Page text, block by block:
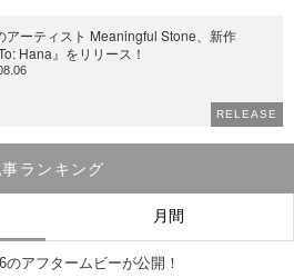
アーティスト Meaningful Stone、新作
Hana』をリリース！
RELEASE
ランキング
月間
のアフタームビーが公開！